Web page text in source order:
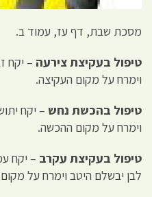
מסכת שבת, דף עז, עמוד ב.
טיפול בעקיצת צירעה – יקח
וימרח על מקום העקיצה.
טיפול בהכשת נחש – יקח
וימרח על מקום ההכשה.
טיפול בעקיצת עקרב – יקח
לבן יבשלם היטב וימרח על